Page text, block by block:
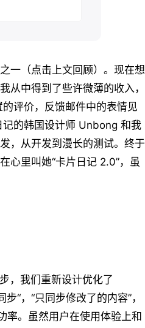
一（点击上文回顾）。现在想
从中得到了些许微薄的收入，
评价，反馈邮件中的表情见
的韩国设计师 Unbong 和我
，从开发到漫长的测试。终于
心里叫她“卡片日记 2.0”，虽
，我们重新设计优化了
“，“只同步修改了的内容”，
率。虽然用户在使用体验上和